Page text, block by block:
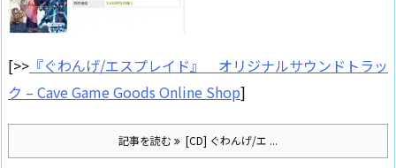
[>> 『ぐわんげ/エスプレイド』 オリジナルサウンドトラッ
ク – Cave Game Goods Online Shop]
記事を読む [CD] ぐわんげ/エ ...